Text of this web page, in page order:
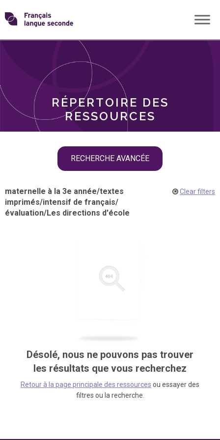
Skip
toTransformons
langue
RÉPERTOIRE DES
RESSOURCES
RECHERCHE AVANCÉE
THÈMES
maternelle à la 3e année/textes
imprimés/intensif de français/
évaluation/Les directions d'école
Clear filters
Désolé, nous ne pouvons pas trouver
les résultats que vous recherchez
Retour à la page principale des ressources ou essayer des
filtres ou la recherche.